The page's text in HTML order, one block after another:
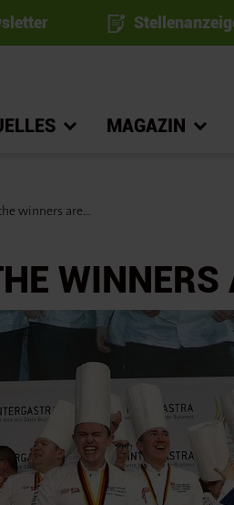
MAGAZIN
winners are...
WINNERS